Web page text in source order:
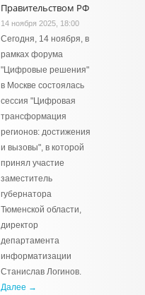
Правительством РФ
14 ноября 2025, 18:00
Сегодня, 14 ноября, в
рамках форума
"Цифровые решения"
в Москве состоялась
сессия "Цифровая
трансформация
регионов: достижения
и вызовы", в которой
принял участие
заместитель
губернатора
Тюменской области,
директор
департамента
информатизации
Станислав Логинов.
Далее →